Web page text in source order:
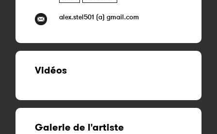
alex.stel501 (a) gmail.com
Vidéos
Galerie de l'artiste